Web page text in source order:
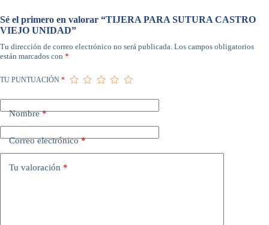
Sé el primero en valorar “TIJERA PARA SUTURA CASTRO
VIEJO UNIDAD”
Tu dirección de correo electrónico no será publicada. Los campos obligatorios
están marcados con *
TU PUNTUACIÓN *
Nombre*
Correo electrónico*
Tu valoración *